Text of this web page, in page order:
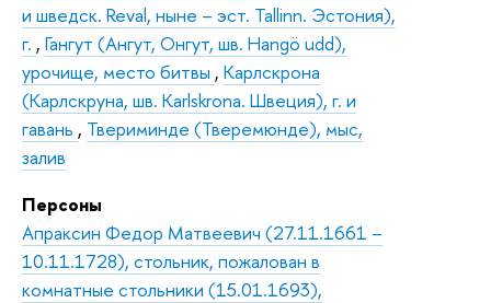
и шведск. Reval, ныне – эст. Tallinn. Эстония),
г. , Гангут (Ангут, Онгут, шв. Hangö udd),
урочище, место битвы , Карлскрона
(Карлскруна, шв. Karlskrona. Швеция), г. и
гавань , Твериминде (Тверемюнде), мыс,
залив
Персоны
Апраксин Федор Матвеевич (27.11.1661 –
10.11.1728), стольник, пожалован в
комнатные стольники (15.01.1693),